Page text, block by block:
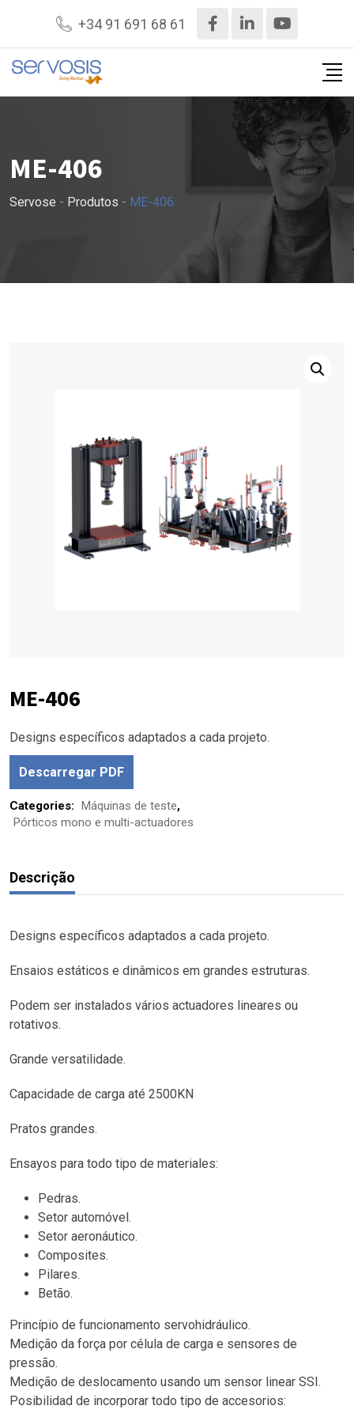
o
conteúdo
+34 91 691 68 61
ME-406
Servose - Produtos - ME-406
ME-406
Designs específicos adaptados a cada projeto.
Descarregar PDF
Categories: Máquinas de teste,
Pórticos mono e multi-actuadores
Descrição
Designs específicos adaptados a cada projeto.
Ensaios estáticos e dinâmicos em grandes estruturas.
Podem ser instalados vários actuadores lineares ou
rotativos.
Grande versatilidade.
Capacidade de carga até 2500KN
Pratos grandes.
Ensayos para todo tipo de materiales:
Pedras.
Setor automóvel.
Setor aeronáutico.
Composites.
Pilares.
Betão.
Princípio de funcionamento servohidráulico.
Medição da força por célula de carga e sensores de
pressão.
Medição de deslocamento usando um sensor linear SSI.
Posibilidad de incorporar todo tipo de accesorios: